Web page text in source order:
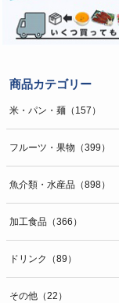
商品カテゴリー
米・パン・麺（157）
フルーツ・果物（399）
魚介類・水産品（898）
加工食品（366）
ドリンク（89）
その他（22）